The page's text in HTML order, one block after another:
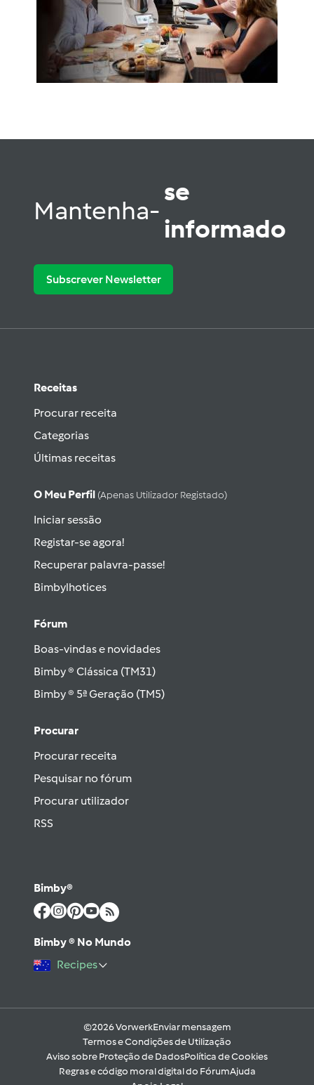
Mantenha-
se
informado
Subscrever Newsletter
Receitas
Procurar receita
Categorias
Últimas receitas
O Meu Perfil (apenas Utilizador Registado)
Iniciar sessão
Registar-se agora!
Recuperar palavra-passe!
Bimbylhotices
Fórum
Boas-vindas e novidades
Bimby ® Clássica (TM31)
Bimby ® 5ª Geração (TM5)
Procurar
Procurar receita
Pesquisar no fórum
Procurar utilizador
RSS
Bimby®
Bimby ® No Mundo
Recipes
©2026 VorwerkEnviar mensagem
Termos e Condições de Utilização
Aviso sobre Proteção de DadosPolítica de Cookies
Regras e código moral digital do FórumAjuda